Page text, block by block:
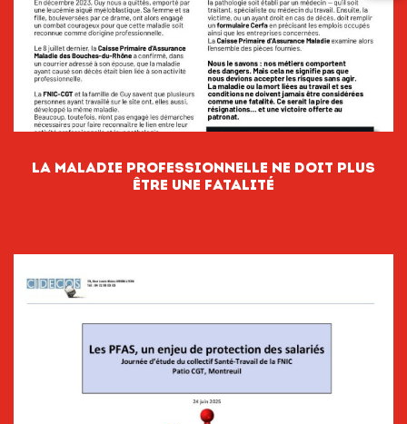
LA MALADIE PROFESSIONNELLE NE DOIT PLUS
ÊTRE UNE FATALITÉ